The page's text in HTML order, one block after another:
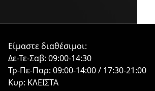
Είμαστε διαθέσιμοι:
Δε-Τε-Σαβ: 09:00-14:30
Τρ-Πε-Παρ: 09:00-14:00 / 17:30-21:00
Κυρ: ΚΛΕΙΣΤΑ